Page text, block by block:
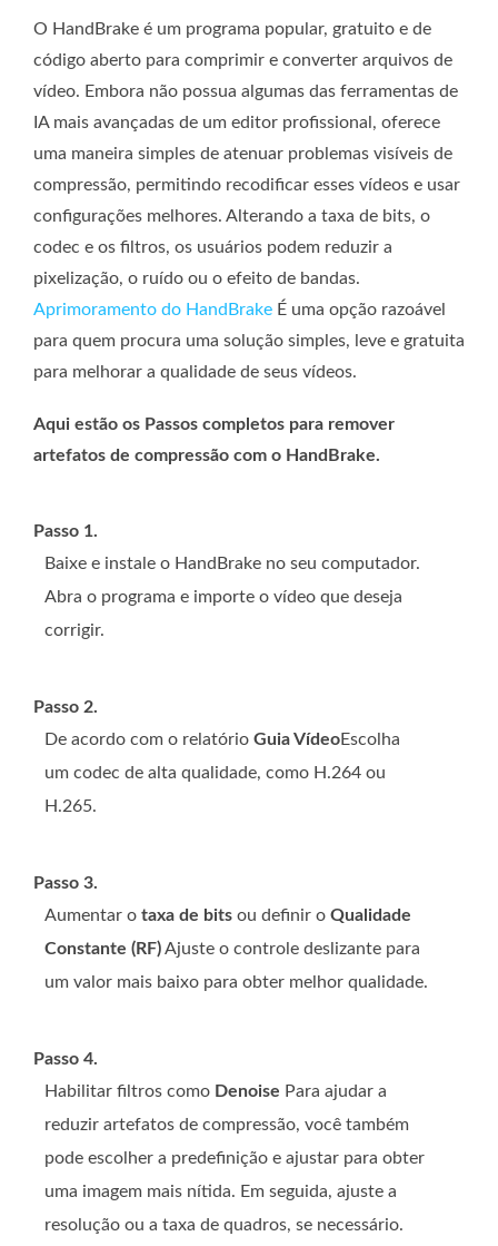
O HandBrake é um programa popular, gratuito e de
código aberto para comprimir e converter arquivos de
vídeo. Embora não possua algumas das ferramentas de
IA mais avançadas de um editor profissional, oferece
uma maneira simples de atenuar problemas visíveis de
compressão, permitindo recodificar esses vídeos e usar
configurações melhores. Alterando a taxa de bits, o
codec e os filtros, os usuários podem reduzir a
pixelização, o ruído ou o efeito de bandas.
Aprimoramento do HandBrake É uma opção razoável
para quem procura uma solução simples, leve e gratuita
para melhorar a qualidade de seus vídeos.
Aqui estão os Passos completos para remover
artefatos de compressão com o HandBrake.
Passo 1.
Baixe e instale o HandBrake no seu computador.
Abra o programa e importe o vídeo que deseja
corrigir.
Passo 2.
De acordo com o relatório Guia VídeoEscolha
um codec de alta qualidade, como H.264 ou
H.265.
Passo 3.
Aumentar o taxa de bits ou definir o Qualidade
Constante (RF)Ajuste o controle deslizante para
um valor mais baixo para obter melhor qualidade.
Passo 4.
Habilitar filtros como Denoise Para ajudar a
reduzir artefatos de compressão, você também
pode escolher a predefinição e ajustar para obter
uma imagem mais nítida. Em seguida, ajuste a
resolução ou a taxa de quadros, se necessário.